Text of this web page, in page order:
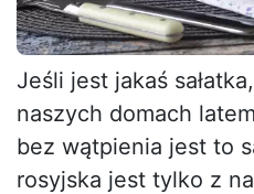
Jeśli jest jakaś
naszych domach
bez wątpienia jest to
rosyjska jest tylko z